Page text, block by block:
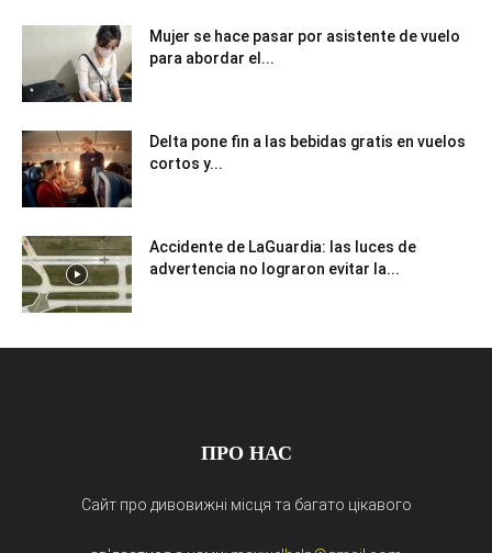
Mujer se hace pasar por asistente de vuelo
para abordar el...
Delta pone fin a las bebidas gratis en vuelos
cortos y...
Accidente de LaGuardia: las luces de
advertencia no lograron evitar la...
ПРО НАС
Сайт про дивовижні місця та багато цікавого